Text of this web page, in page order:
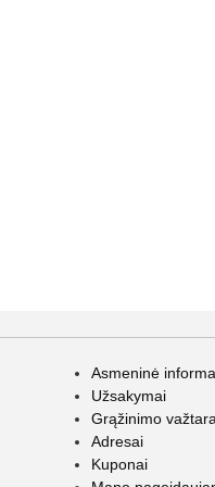
Asmeninė
Užsakymai
Grąžinimo
Adresai
Kuponai